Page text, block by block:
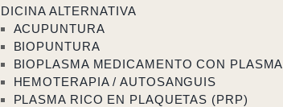
ALTERNATIVA
ACUPUNTURA
BIOPUNTURA
BIOPLASMA MEDICAMENTO CON PLASMA
HEMOTERAPIA / AUTOSANGUIS
PLASMA RICO EN PLAQUETAS (PRP)